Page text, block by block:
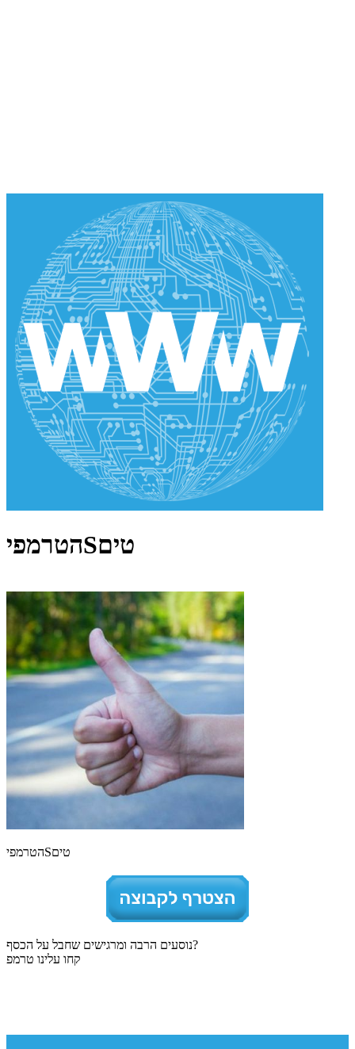
הטרמפיSטים
הטרמפיSטים
נוסעים הרבה ומרגישים שחבל על הכסף?
קחו עלינו טרמפ